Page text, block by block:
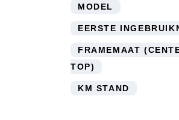
MODEL
EERSTE
FRAMEMAAT
TOP)
KM STAND